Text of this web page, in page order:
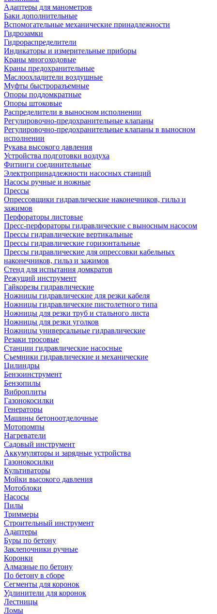
Адаптеры для манометров
Баки дополнительные
Вспомогательные механические принадлежности
Гидрозамки
Гидрораспределители
Индикаторы и измерительные приборы
Краны многоходовые
Краны предохранительные
Маслоохладители воздушные
Муфты быстроразъемные
Опоры поддомкратные
Опоры штоковые
Распределители в выносном исполнении
Регулировочно-предохранительные клапаны
Регулировочно-предохранительные клапаны в выносном
исполнении
Рукава высокого давления
Устройства подготовки воздуха
Фитинги соединительные
Электропринадлежности насосных станций
Насосы ручные и ножные
Прессы
Опрессовщики гидравлические наконечников, гильз и
зажимов
Перфораторы листовые
Пресс-перфораторы гидравлические с выносным насосом
Прессы гидравлические вертикальные
Прессы гидравлические горизонтальные
Прессы гидравлические для опрессовки кабельных
наконечников, гильз и зажимов
Стенд для испытания домкратов
Режущий инструмент
Гайкорезы гидравлические
Ножницы гидравлические для резки кабеля
Ножницы гидравлические пистолетного типа
Ножницы для резки труб и стального листа
Ножницы для резки уголков
Ножницы универсальные гидравлические
Резаки тросовые
Станции гидравлические насосные
Съемники гидравлические и механические
Цилиндры
Бензоинструмент
Бензопилы
Виброплиты
Газонокосилки
Генераторы
Машины бетоноотделочные
Мотопомпы
Нагреватели
Садовый инструмент
Аккумуляторы и зарядные устройства
Газонокосилки
Культиваторы
Мойки высокого давления
Мотоблоки
Насосы
Пилы
Триммеры
Строительный инструмент
Адаптеры
Буры по бетону
Заклепочники ручные
Коронки
Алмазные по бетону
По бетону в сборе
Сегменты для коронок
Удлинители для коронок
Лестницы
Ломы